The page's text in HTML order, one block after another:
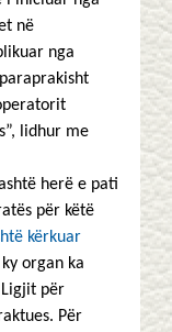
në
nga
lidhur me
herë e pati
për këtë
kërkuar
organ ka
për
Për